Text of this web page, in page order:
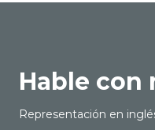
Hable con
Representación en